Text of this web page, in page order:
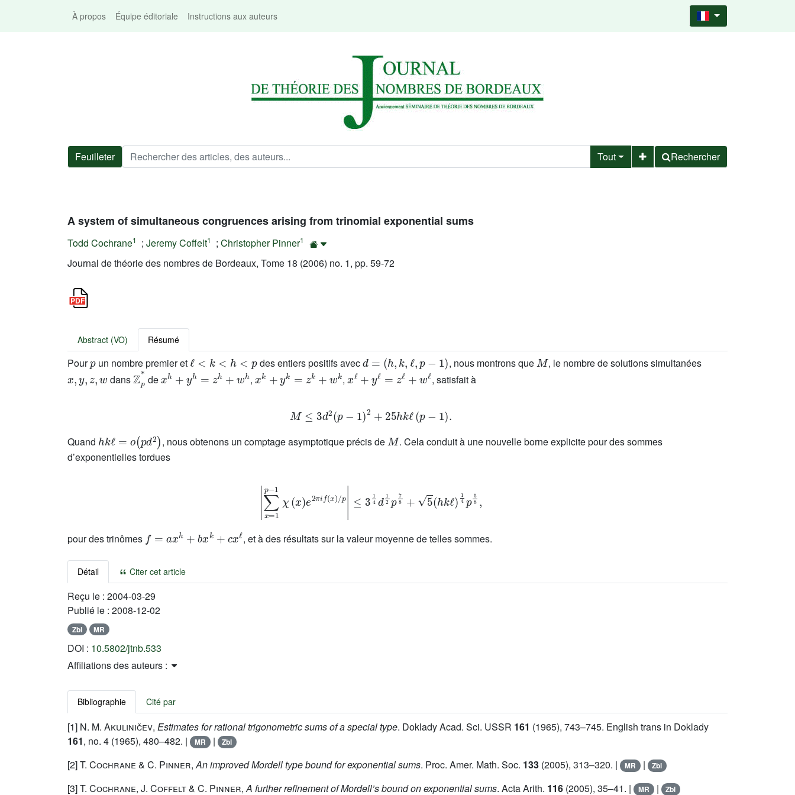
À propos Équipe éditoriale Instructions aux auteurs
Feuilleter Tout Rechercher
A system of simultaneous congruences arising from trinomial exponential sums
Todd Cochrane1 ; Jeremy Coffelt1 ; Christopher Pinner1
Journal de théorie des nombres de Bordeaux, Tome 18 (2006) no. 1, pp. 59-72
Abstract (VO) Résumé
Pour
p
un nombre premier et
ℓ<k<h<p
des entiers positifs avec
d=(h,k,ℓ,p-1)
, nous montrons que
M
, le nombre de solutions simultanées
x ,y,z,w
dans
ℤp*
de
xh+ yh= zh +wh
,
xk+yk=zk+wk
,
xℓ+y ℓ=zℓ+wℓ
, satisfait à
M ≤ 3d2 1)2 + 25hk ℓ (p-
Quand
d )
, nous obtenons un comptage asymptotique précis de
. Cela conduit à une nouvelle borne explicite pour des sommes
d’exponentielles tordues
1χ ≤
pour des trinômes
b x
, et à des résultats sur la valeur moyenne de telles sommes.
Détail Citer cet article
Reçu le : 2004-03-29
Publié le : 2008-12-02
Zbl MR
DOI : 10.5802/jtnb.533
Affiliations des auteurs :
Bibliographie Cité par
[1] N. M. Akuliničev, Estimates for rational trigonometric sums of a special type. Doklady Acad. Sci. USSR 161 (1965), 743–745. English trans in Doklady
161, no. 4 (1965), 480–482. | MR | Zbl
[2]T. Cochrane & C. Pinner,An improved Mordell type bound for exponential sums. Proc. Amer. Math. Soc. 133 (2005), 313–320. | MR | Zbl
[3]T. Cochrane, J. Coffelt & C. Pinner,A further refinement of Mordell’s bound on exponential sums. Acta Arith. 116 (2005), 35–41. | MR | Zbl